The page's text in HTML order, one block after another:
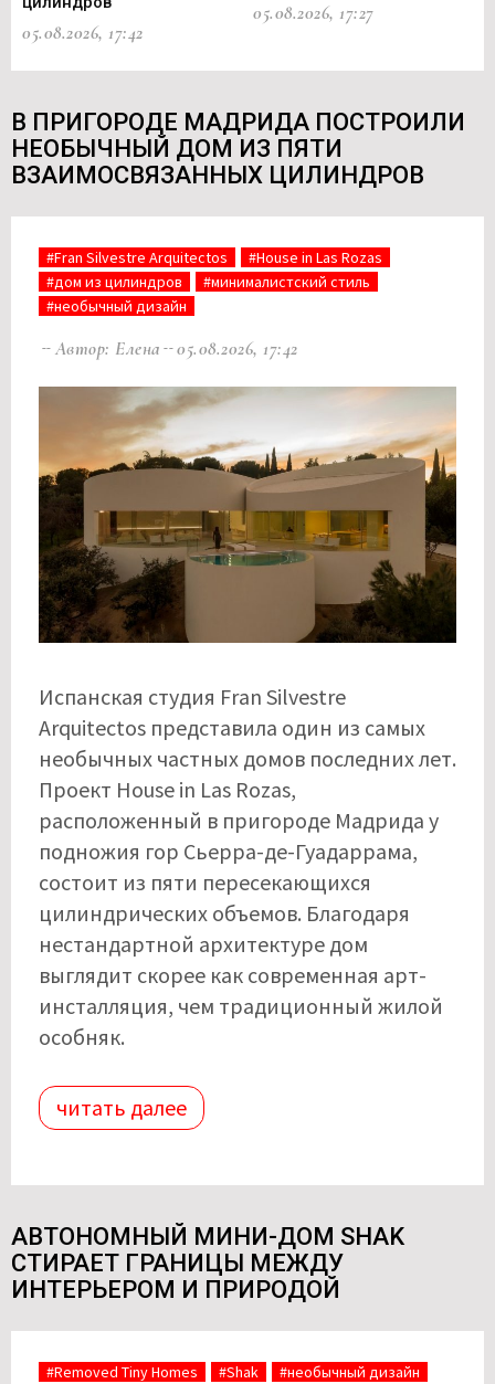
05.08.2026, 17:42
05.08.2026, 17:27
В ПРИГОРОДЕ МАДРИДА ПОСТРОИЛИ
НЕОБЫЧНЫЙ ДОМ ИЗ ПЯТИ
ВЗАИМОСВЯЗАННЫХ ЦИЛИНДРОВ
#Fran Silvestre Arquitectos
#House in Las Rozas
#дом из цилиндров
#минималистский стиль
#необычный дизайн
Автор: Елена 05.08.2026, 17:42
Испанская студия Fran Silvestre
Arquitectos представила один из самых
необычных частных домов последних лет.
Проект House in Las Rozas,
расположенный в пригороде Мадрида у
подножия гор Сьерра-де-Гуадаррама,
состоит из пяти пересекающихся
цилиндрических объемов. Благодаря
нестандартной архитектуре дом
выглядит скорее как современная арт-
инсталляция, чем традиционный жилой
особняк.
читать далее
АВТОНОМНЫЙ МИНИ-ДОМ SHAK
СТИРАЕТ ГРАНИЦЫ МЕЖДУ
ИНТЕРЬЕРОМ И ПРИРОДОЙ
#Removed Tiny Homes #Shak
#необычный дизайн